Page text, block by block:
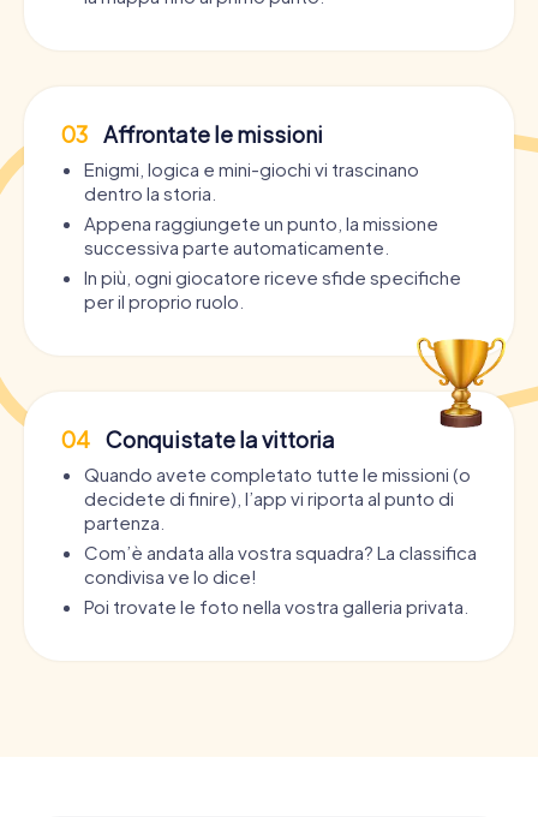
03 Affrontate le missioni
Enigmi, logica e mini-giochi vi trascinano
dentro la storia.
Appena raggiungete un punto, la missione
successiva parte automaticamente.
In più, ogni giocatore riceve sfide specifiche
per il proprio ruolo.
04 Conquistate la vittoria
Quando avete completato tutte le missioni (o
decidete di finire), l’app vi riporta al punto di
partenza.
Com’è andata alla vostra squadra? La classifica
condivisa ve lo dice!
Poi trovate le foto nella vostra galleria privata.